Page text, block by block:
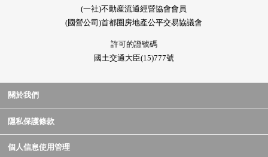
(一社)不動産流通經營協會會員
(國營公司)首都圈房地產公平交易協議會
許可的證號碼
國土交通大臣(15)777號
關於我們
隱私保護條款
個人信息使用管理